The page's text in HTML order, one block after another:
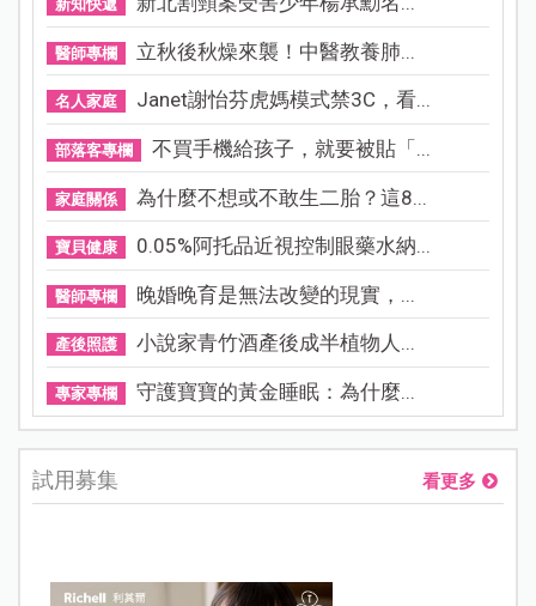
新知快遞
醫師專欄 立秋後秋燥來襲！中醫教養肺...
名人家庭 Janet謝怡芬虎媽模式禁3C，看...
部落客專欄 不買手機給孩子，就要被貼「...
家庭關係 為什麼不想或不敢生二胎？這8...
寶貝健康 0.05%阿托品近視控制眼藥水納...
醫師專欄 晚婚晚育是無法改變的現實，...
產後照護 小說家青竹酒產後成半植物人...
專家專欄 守護寶寶的黃金睡眠：為什麼...
試用募集 看更多